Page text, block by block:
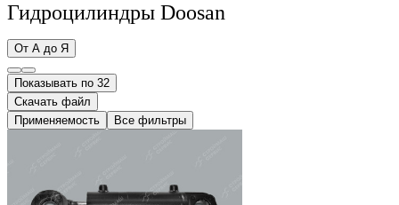
Гидроцилиндры Doosan
От А до Я
Показывать по 32
Скачать файл
Применяемость
Все фильтры